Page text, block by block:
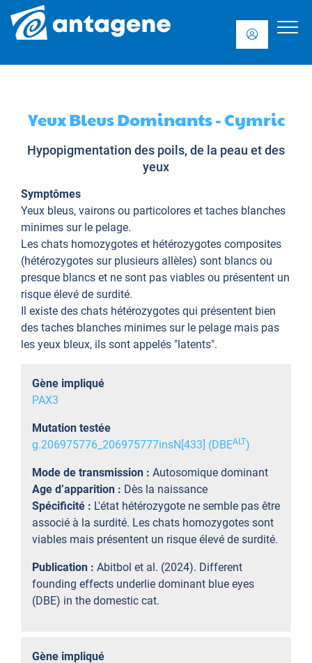
Yeux Bleus Dominants - Cymric
Hypopigmentation des poils, de la peau et des
yeux
Symptômes
Yeux bleus, vairons ou particolores et taches blanches
minimes sur le pelage.
Les chats homozygotes et hétérozygotes composites
(hétérozygotes sur plusieurs allèles) sont blancs ou
presque blancs et ne sont pas viables ou présentent un
risque élevé de surdité.
Il existe des chats hétérozygotes qui présentent bien
des taches blanches minimes sur le pelage mais pas
les yeux bleux, ils sont appelés "latents".
Gène impliqué
PAX3
Mutation testée
g.206975776_206975777insN[433] (DBEALT)
Mode de transmission : Autosomique dominant
Age d’apparition : Dès la naissance
Spécificité : L'état hétérozygote ne semble pas être
associé à la surdité. Les chats homozygotes sont
viables mais présentent un risque élevé de surdité.
Publication : Abitbol et al. (2024). Different
founding effects underlie dominant blue eyes
(DBE) in the domestic cat.
Gène impliqué